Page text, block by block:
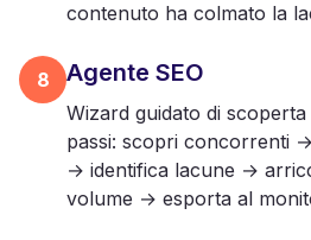
contenuto ha colmato la
8 Agente SEO
Wizard guidato di
passi: scopri concorrenti
→ identifica lacune →
volume → esporta al